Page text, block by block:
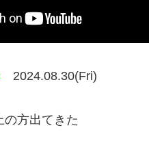
2024.08.30(Fri)
の方出てきた